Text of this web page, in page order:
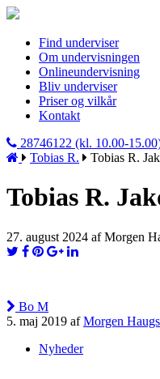
Find underviser
Om undervisningen
Onlineundervisning
Bliv underviser
Priser og vilkår
Kontakt
28746122 (kl. 10.00-
Tobias R.
Tobias R.
Tobias R.
27. august 2024 af Morgen
Bo M
5. maj 2019 afMorgen
Nyheder